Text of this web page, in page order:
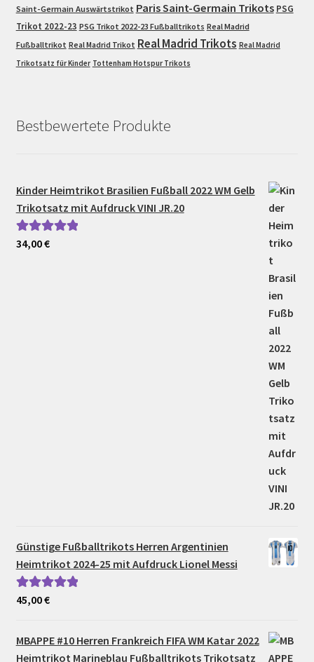
Saint-Germain Auswärtstrikot Paris Saint-Germain Trikots PSG
Trikot 2022-23 PSG Trikot 2022-23 Fußballtrikots Real Madrid
Fußballtrikot Real Madrid Trikot Real Madrid Trikots Real Madrid
Trikotsatz für Kinder Tottenham Hotspur Trikots
Bestbewertete Produkte
Kinder Heimtrikot Brasilien Fußball 2022 WM Gelb
Trikotsatz mit Aufdruck VINI JR.20
Bewertet mit
34,00€
Günstige Fußballtrikots Herren Argentinien
Heimtrikot 2024-25 mit Aufdruck Lionel Messi
Bewertet mit
45,00€
MBAPPE #10 Herren Frankreich FIFA WM Katar 2022
Heimtrikot Marineblau Fußballtrikots Trikotsatz